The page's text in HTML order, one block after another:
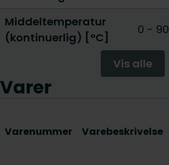
Middeltemperatur
(kontinuerlig) [°C]
0 - 90
Vis alle
Varer
Varenummer Varebeskrivelse